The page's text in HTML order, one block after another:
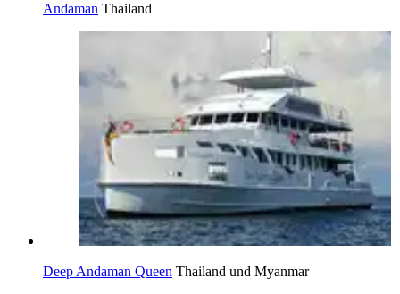
Andaman Thailand
Deep Andaman Queen Thailand und Myanmar